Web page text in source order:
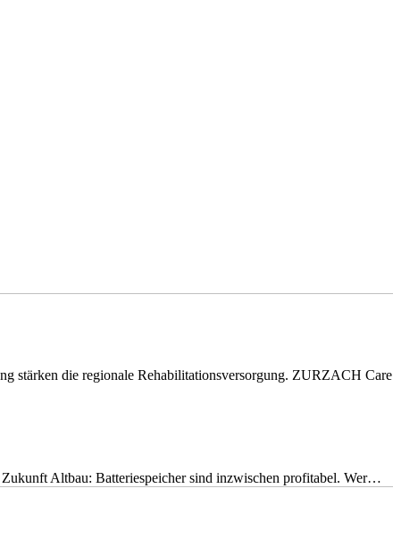
stärken die regionale Rehabilitationsversorgung. ZURZACH
Altbau: Batteriespeicher sind inzwischen profitabel. Wer…